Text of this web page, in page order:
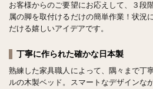
お客様からのご要望にお応えして、３段
属の脚を取付けるだけの簡単作業！状況
だける嬉しいアイデアです。
丁寧に作られた確かな日本製
熟練した家具職人によって、隅々まで丁
ルの木製ベッド。スマートなデザインな